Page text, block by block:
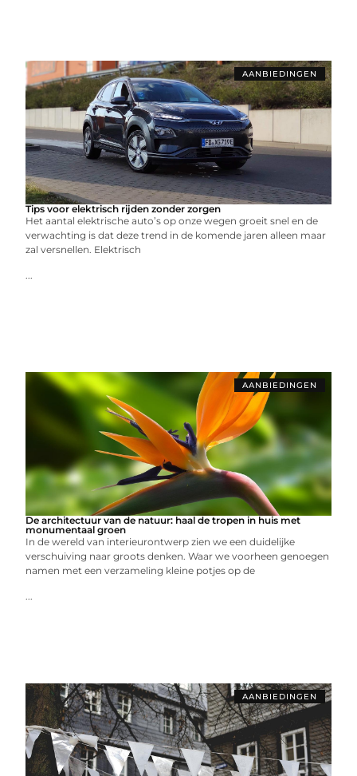
AANBIEDINGEN
Tips voor elektrisch rijden zonder zorgen
Het aantal elektrische auto’s op onze wegen groeit snel en de
verwachting is dat deze trend in de komende jaren alleen maar
zal versnellen. Elektrisch
...
AANBIEDINGEN
De architectuur van de natuur: haal de tropen in huis met
monumentaal groen
In de wereld van interieurontwerp zien we een duidelijke
verschuiving naar groots denken. Waar we voorheen genoegen
namen met een verzameling kleine potjes op de
...
AANBIEDINGEN